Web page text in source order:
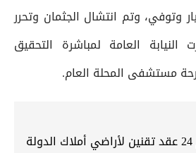
وتوفي، وتم انتشال الجثمان وتحرر
النيابة العامة لمباشرة التحقيق
مستشفى المحلة العام.